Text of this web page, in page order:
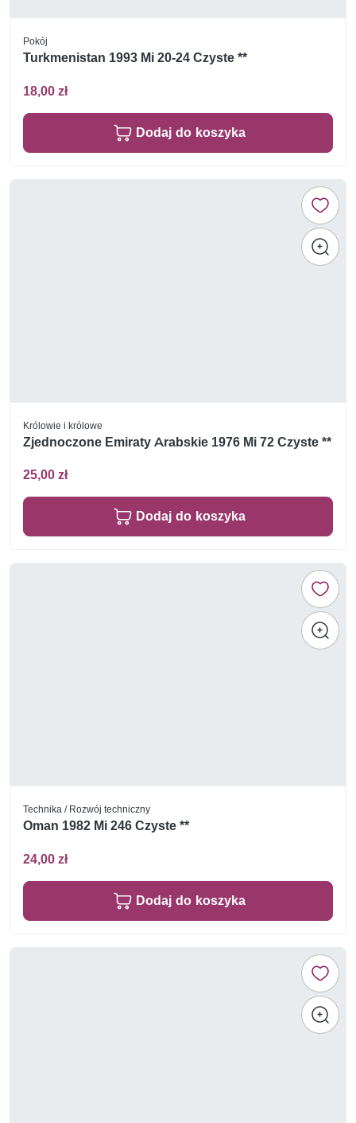
Pokój
Turkmenistan 1993 Mi 20-24 Czyste **
18,00 zł
Dodaj do koszyka
Królowie i królowe
Zjednoczone Emiraty Arabskie 1976 Mi 72 Czyste **
25,00 zł
Dodaj do koszyka
Technika / Rozwój techniczny
Oman 1982 Mi 246 Czyste **
24,00 zł
Dodaj do koszyka